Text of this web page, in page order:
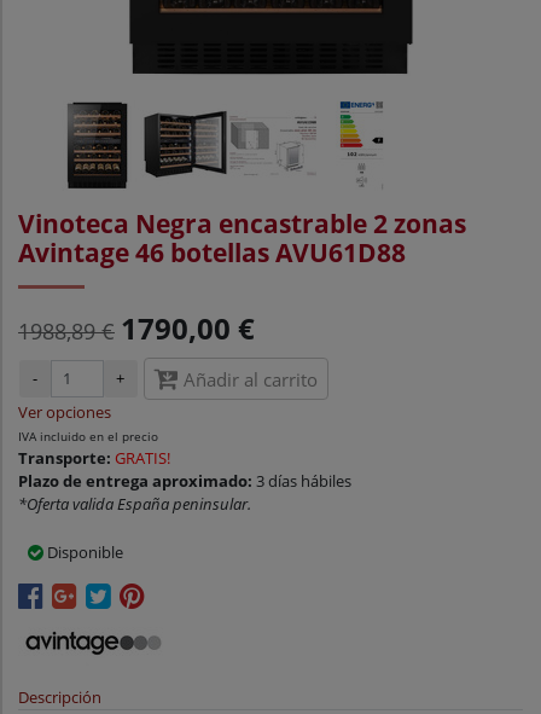
Vinoteca Negra encastrable 2 zonas
Avintage 46 botellas AVU61D88
1988,89 € 1790,00 €
- + Añadir al carrito
Ver opciones
IVA incluido en el precio
Transporte: GRATIS!
Plazo de entrega aproximado: 3 días hábiles
*Oferta valida España peninsular.
Disponible
Descripción